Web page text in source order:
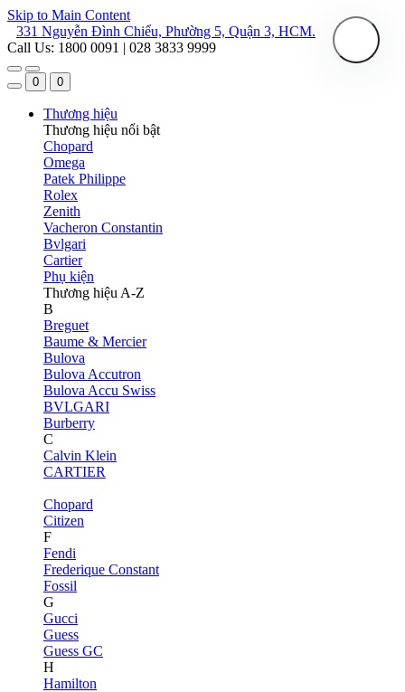
Skip to Main Content
331 Nguyễn Đình Chiểu, Phường 5, Quận 3, HCM.
Call Us: 1800 0091 | 028 3833 9999
0 0
Thương hiệu
Thương hiệu nổi bật
Chopard
Omega
Patek Philippe
Rolex
Zenith
Vacheron Constantin
Bvlgari
Cartier
Phụ kiện
Thương hiệu A-Z
B
Breguet
Baume & Mercier
Bulova
Bulova Accutron
Bulova Accu Swiss
BVLGARI
Burberry
C
Calvin Klein
CARTIER
Chopard
Citizen
F
Fendi
Frederique Constant
Fossil
G
Gucci
Guess
Guess GC
H
Hamilton